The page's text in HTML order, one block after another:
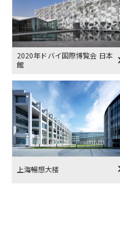
2020年ドバイ国際博覧会 日本
館
上海暢想大楼